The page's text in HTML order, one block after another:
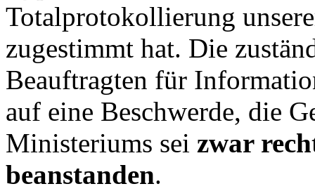
Totalprotokollierung
zugestimmt hat. Die
Beauftragten für
auf eine Beschwerde, die
Ministeriums sei zwar
beanstanden.